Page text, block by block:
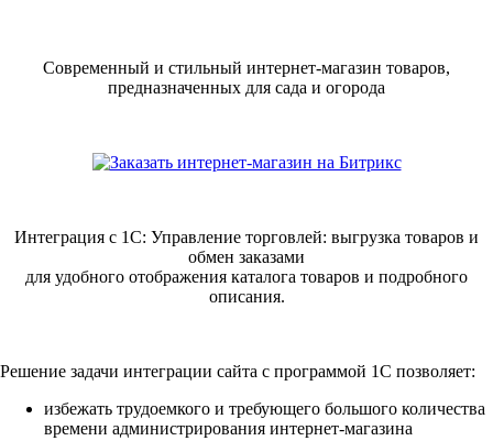
Современный и стильный интернет-магазин товаров,
предназначенных для сада и огорода
Интеграция с 1С: Управление торговлей: выгрузка товаров и
обмен заказами
для удобного отображения каталога товаров и подробного
описания.
Решение задачи интеграции сайта с программой 1С позволяет:
избежать трудоемкого и требующего большого количества
времени администрирования интернет-магазина